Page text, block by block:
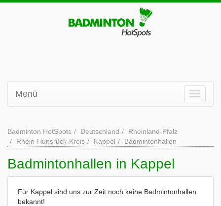
Menü
Badminton HotSpots Deutschland
Rheinland-Pfalz
Rhein-Hunsrück-Kreis
Kappel Badmintonhallen
Badmintonhallen in Kappel
Für Kappel sind uns zur Zeit noch keine Badmintonhallen
bekannt!